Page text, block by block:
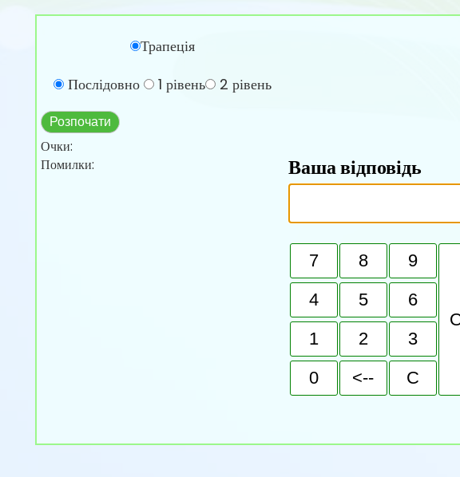
Трапеція
Послідовно
1 рівень 2 рівень
Розпочати
Очки:
Помилки:
Ваша відповідь